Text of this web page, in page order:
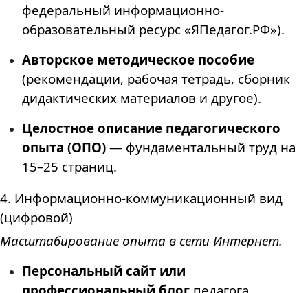
федеральный информационно-
образовательный ресурс «ЯПедагог.РФ»).
Авторское методическое пособие
(рекомендации, рабочая тетрадь, сборник
дидактических материалов и другое).
Целостное описание педагогического
опыта (ОПО) — фундаментальный труд на
15–25 страниц.
4. Информационно-коммуникационный вид
(цифровой)
Масштабирование опыта в сети Интернет.
Персональный сайт или